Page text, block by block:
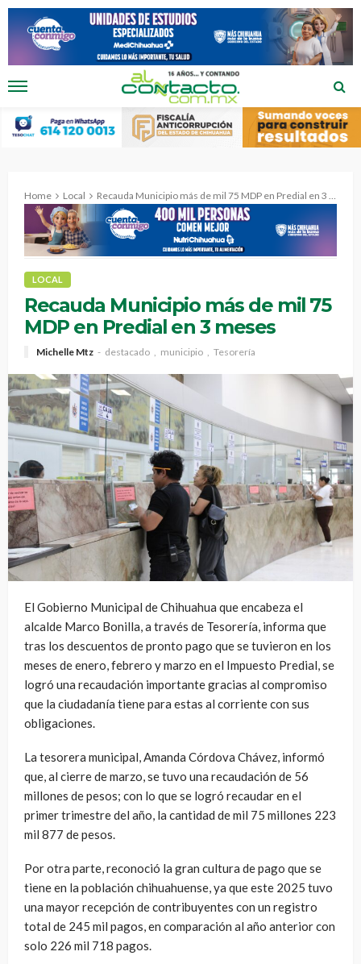
Home Local Recauda Municipio más de mil 75 MDP en Predial en 3 meses
LOCAL
Recauda Municipio más de mil 75
MDP en Predial en 3 meses
Michelle Mtz destacado municipio Tesorería
El Gobierno Municipal de Chihuahua que encabeza el
alcalde Marco Bonilla, a través de Tesorería, informa que
tras los descuentos de pronto pago que se tuvieron en los
meses de enero, febrero y marzo en el Impuesto Predial, se
logró una recaudación importante gracias al compromiso
que la ciudadanía tiene para estas al corriente con sus
obligaciones.
La tesorera municipal, Amanda Córdova Chávez, informó
que, al cierre de marzo, se tuvo una recaudación de 56
millones de pesos; con lo que se logró recaudar en el
primer trimestre del año, la cantidad de mil 75 millones 223
mil 877 de pesos.
Por otra parte, reconoció la gran cultura de pago que se
tiene en la población chihuahuense, ya que este 2025 tuvo
una mayor recepción de contribuyentes con un registro
total de 245 mil pagos, en comparación al año anterior con
solo 226 mil 718 pagos.